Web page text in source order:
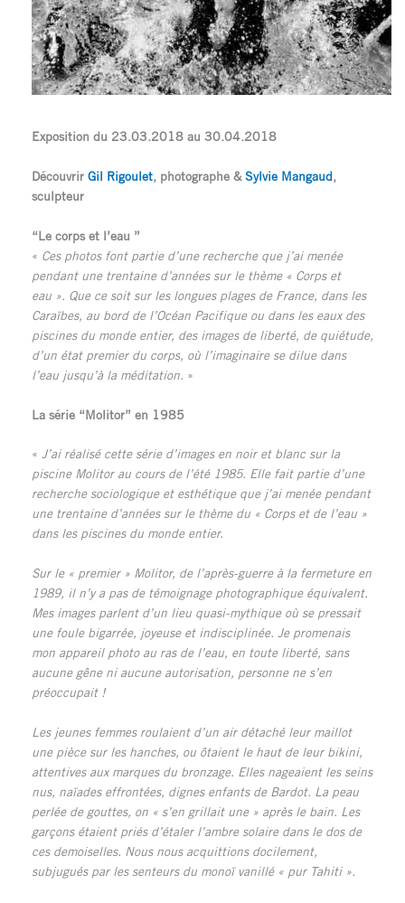
Exposition du 23.03.2018 au 30.04.2018
Découvrir Gil Rigoulet, photographe &Sylvie Mangaud,
sculpteur
“Le corps et l’eau ”
« Ces photos font partie d’une recherche que j’ai menée
pendant une trentaine d’années sur le thème « Corps et
eau ». Que ce soit sur les longues plages de France, dans les
Caraïbes, au bord de l’Océan Pacifique ou dans les eaux des
piscines du monde entier, des images de liberté, de quiétude,
d’un état premier du corps, où l’imaginaire se dilue dans
l’eau jusqu’à la méditation. »
La série “Molitor” en 1985
« J’ai réalisé cette série d’images en noir et blanc sur la
piscine Molitor au cours del’été 1985. Elle fait partie d’une
recherche sociologique et esthétique que j’ai menée pendant
une trentaine d’années sur le thème du « Corps et de l’eau »
dans les piscines du monde entier.
Sur le « premier » Molitor, de l’après-guerre à la fermeture en
1989, il n’y a pas de témoignage photographique équivalent.
Mes images parlent d’un lieu quasi-mythique où se pressait
une foule bigarrée, joyeuse et indisciplinée. Je promenais
mon appareil photo au ras de l’eau, en toute liberté, sans
aucune gêne ni aucune autorisation, personne ne s’en
préoccupait !
Les jeunes femmes roulaient d’un air détaché leur maillot
une pièce sur les hanches, ou ôtaient le haut de leur bikini,
attentives aux marques du bronzage. Elles nageaient les seins
nus, naïades effrontées, dignes enfants de Bardot. La peau
perlée de gouttes, on « s’en grillait une » après le bain. Les
garçons étaient priés d’étaler l’ambre solaire dans le dos de
ces demoiselles. Nous nous acquittions docilement,
subjugués par les senteurs du monoï vanillé « pur Tahiti ».